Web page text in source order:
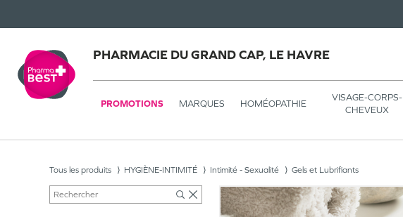
PHARMACIE DU GRAND CAP, LE HAVRE
PROMOTIONS MARQUES HOMÉOPATHIE
VISAGE-CORPS-
CHEVEUX
Tous les produits HYGIÈNE-INTIMITÉ Intimité - Sexualité Gels et Lubrifiants